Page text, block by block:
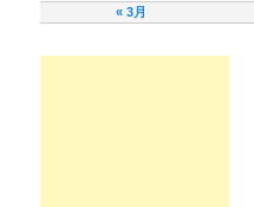
« 3月